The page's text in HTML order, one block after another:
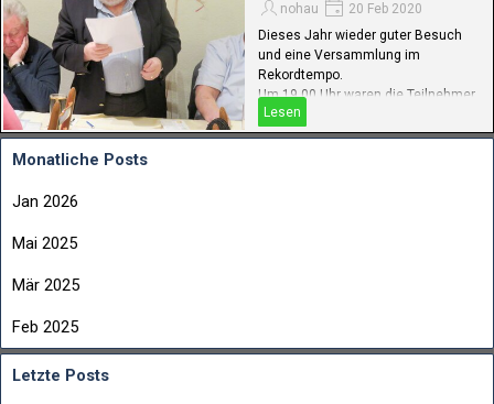
nohau
20 Feb 2020
Dieses Jahr wieder guter Besuch
und eine Versammlung im
Rekordtempo.
Um 19.00 Uhr waren die Teilnehmer
zur Vesper eingeladen, originell
pfälzisch zubereitet und allen
Lesen
Monatliche Posts
Jan 2026
Mai 2025
Mär 2025
Feb 2025
Letzte Posts